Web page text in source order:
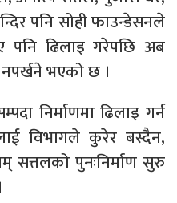
पनि सोही फाउन्डेसनले
पनि ढिलाइ गरेपछि अब
भएको छ ।
निर्माणमा ढिलाइ गर्न
विभागले कुरेर बस्दैन,
पुनःनिर्माण सुरु